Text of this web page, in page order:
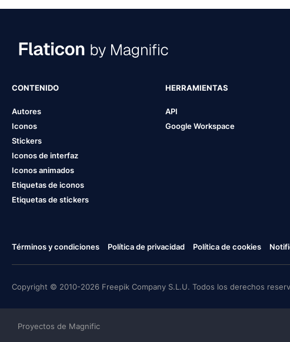
CONTENIDO
Autores
Iconos
Stickers
Iconos de interfaz
Iconos animados
Etiquetas de iconos
Etiquetas de stickers
HERRAMIENTAS
API
Google Workspace
Términos y condiciones Política de privacidad Política de cookies
Copyright © 2010-2026 Freepik Company S.L.U. Todos los derechos
Proyectos de Magnific